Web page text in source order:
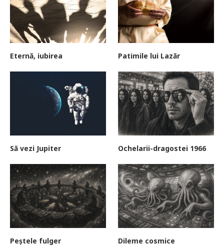
Eternă, iubirea Patimile lui Lazăr
Să vezi Jupiter Ochelarii-dragostei 1966
Peștele fulger Dileme cosmice